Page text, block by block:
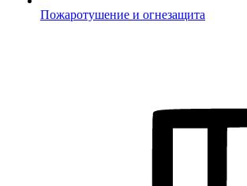
Пожаротушение и огнезащита